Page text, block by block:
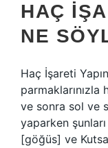
HAÇ
NE
Haç İşareti
parmaklarınızla
ve sonra sol ve
yaparken
[göğüs] ve